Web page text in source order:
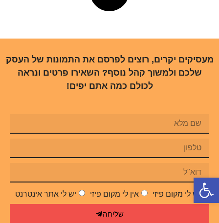
מעסיקים יקרים, רוצים לפרסם את התמונות של העסק
שלכם ולמשוך קהל נוסף? השאירו פרטים ונראה
לכולם כמה אתם יפים!
יש לי מקום פיזי אין לי מקום פיזי יש לי אתר אינטרנט
שליחה
פתח סרגל נגישות